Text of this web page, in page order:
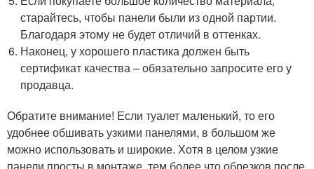
старайтесь, чтобы панели были из одной партии.
Благодаря этому не будет отличий в оттенках.
Наконец, у хорошего пластика должен быть
сертификат качества – обязательно запросите его у
продавца.
Обратите внимание! Если туалет маленький, то его
удобнее обшивать узкими панелями, в большом же
можно использовать и широкие. Хотя в целом узкие